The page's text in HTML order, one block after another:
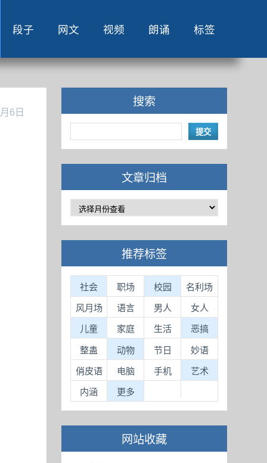
段子 网文 视频 朗诵 标签
6日
搜索
文章归档
推荐标签
社会 职场 校园 名利场
风月场 语言 男人 女人
儿童 家庭 生活 恶搞
整蛊 动物 节日 妙语
俏皮语 电脑 手机 艺术
内涵 更多
网站收藏